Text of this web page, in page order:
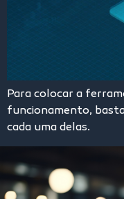
Para colocar a
funcionamento,
cada uma delas.